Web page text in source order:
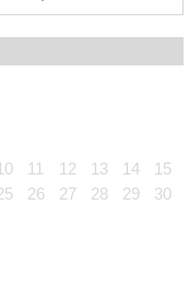
11 12 13 14
15
26 27 28 29
30